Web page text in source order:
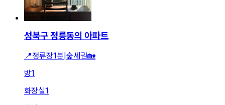
성북구 정릉동의 아파트
📍정류장1분|숲세권🏡
방1
화장실1